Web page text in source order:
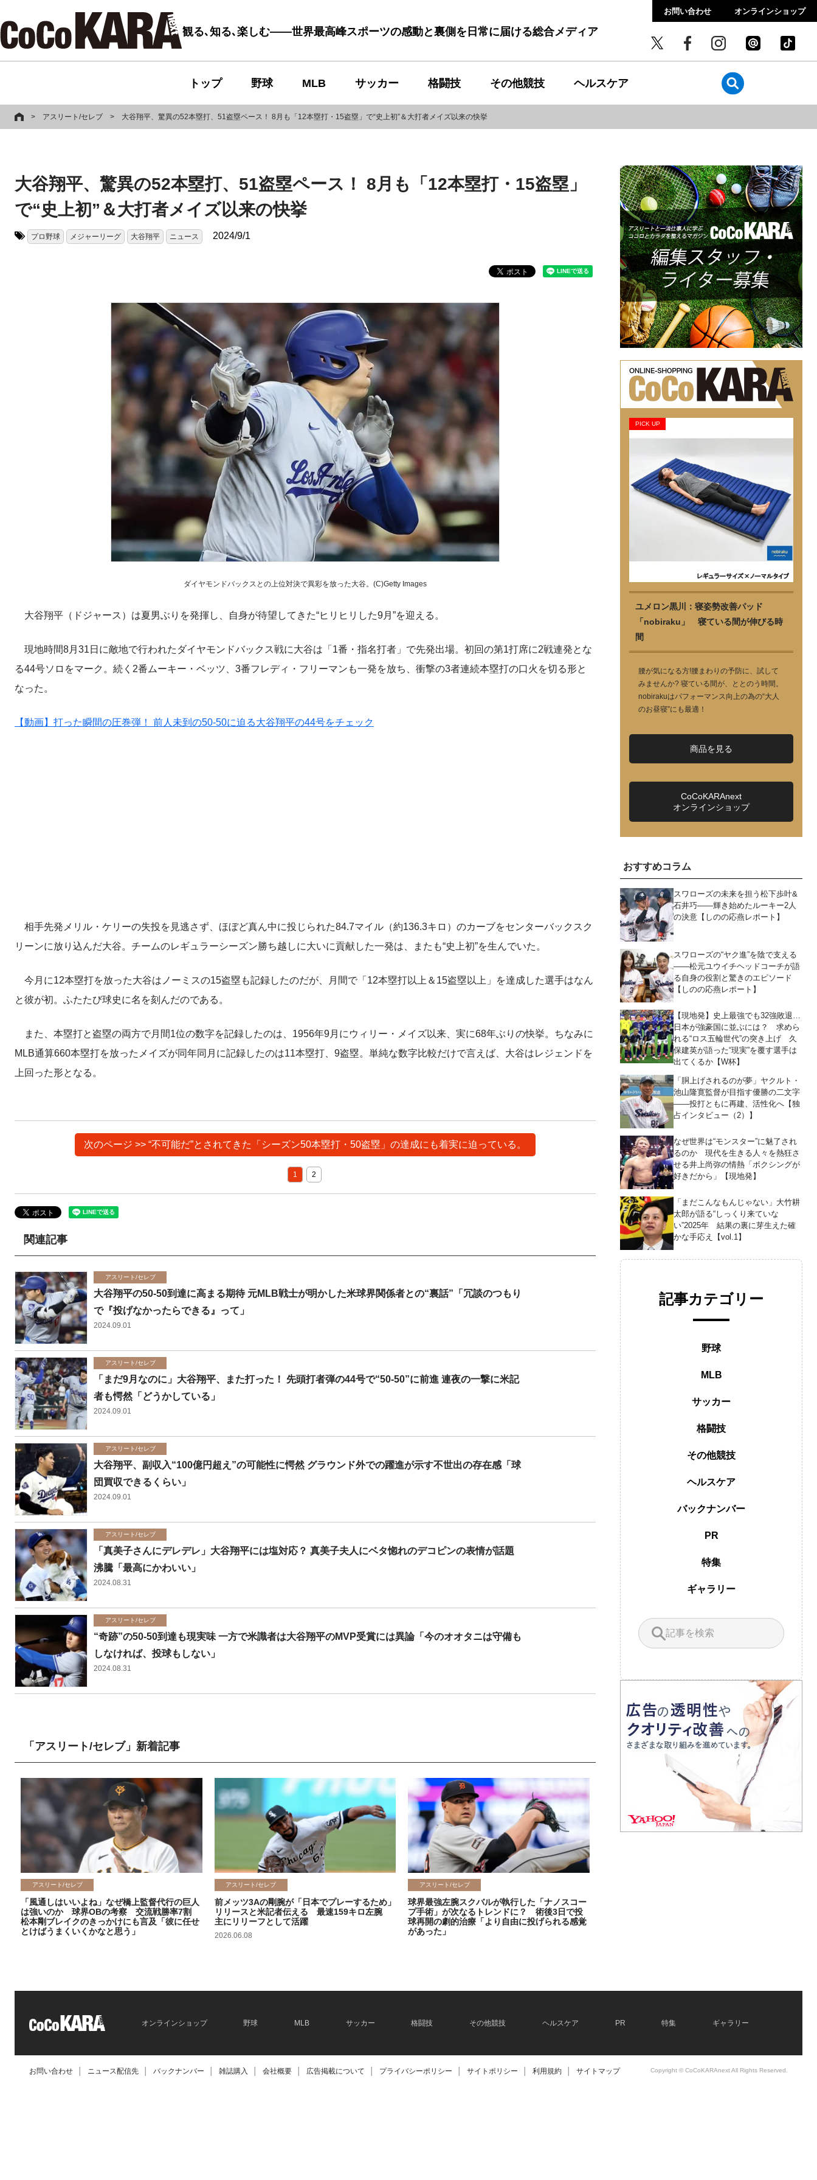
観る､知る､楽しむ――世界最高峰スポーツの感動と裏側を日常に届ける総合メディア
お問い合わせ オンラインショップ
トップ 野球 MLB サッカー 格闘技 その他競技 ヘルスケア
> アスリート/セレブ > 大谷翔平、驚異の52本塁打、51盗塁ペース！ 8月も「12本塁打・15盗塁」で“史上初”＆大打者メイズ以来の快挙
大谷翔平、驚異の52本塁打、51盗塁ペース！ 8月も「12本塁打・15盗塁」
で“史上初”＆大打者メイズ以来の快挙
プロ野球 メジャーリーグ 大谷翔平 ニュース 2024/9/1
ダイヤモンドバックスとの上位対決で異彩を放った大谷。(C)Getty Images
大谷翔平（ドジャース）は夏男ぶりを発揮し、自身が待望してきた“ヒリヒリした9月”を迎える。
現地時間8月31日に敵地で行われたダイヤモンドバックス戦に大谷は「1番・指名打者」で先発出場。初回の第1打席に2戦連発とな
る44号ソロをマーク。続く2番ムーキー・ベッツ、3番フレディ・フリーマンも一発を放ち、衝撃の3者連続本塁打の口火を切る形と
なった。
【動画】打った瞬間の圧巻弾！ 前人未到の50-50に迫る大谷翔平の44号をチェック
相手先発メリル・ケリーの失投を見逃さず、ほぼど真ん中に投じられた84.7マイル（約136.3キロ）のカーブをセンターバックスク
リーンに放り込んだ大谷。チームのレギュラーシーズン勝ち越しに大いに貢献した一発は、またも“史上初”を生んでいた。
今月に12本塁打を放った大谷はノーミスの15盗塁も記録したのだが、月間で「12本塁打以上＆15盗塁以上」を達成した選手はなん
と彼が初。ふたたび球史に名を刻んだのである。
また、本塁打と盗塁の両方で月間1位の数字を記録したのは、1956年9月にウィリー・メイズ以来、実に68年ぶりの快挙。ちなみに
MLB通算660本塁打を放ったメイズが同年同月に記録したのは11本塁打、9盗塁。単純な数字比較だけで言えば、大谷はレジェンドを
上回った形となる。
次のページ >> “不可能だ”とされてきた「シーズン50本塁打・50盗塁」の達成にも着実に迫っている。
1 2
関連記事
アスリート/セレブ
大谷翔平の50-50到達に高まる期待 元MLB戦士が明かした米球界関係者との“裏話”「冗談のつもり
で『投げなかったらできる』って」
2024.09.01
アスリート/セレブ
「まだ9月なのに」大谷翔平、また打った！ 先頭打者弾の44号で“50-50”に前進 連夜の一撃に米記
者も愕然「どうかしている」
2024.09.01
アスリート/セレブ
大谷翔平、副収入“100億円超え”の可能性に愕然 グラウンド外での躍進が示す不世出の存在感「球
団買収できるくらい」
2024.09.01
アスリート/セレブ
「真美子さんにデレデレ」大谷翔平には塩対応？ 真美子夫人にベタ惚れのデコピンの表情が話題
沸騰「最高にかわいい」
2024.08.31
アスリート/セレブ
“奇跡”の50-50到達も現実味 一方で米識者は大谷翔平のMVP受賞には異論「今のオオタニは守備も
しなければ、投球もしない」
2024.08.31
「アスリート/セレブ」新着記事
アスリート/セレブ
「風通しはいいよね」なぜ橋上監督代行の巨人
は強いのか 球界OBの考察 交流戦勝率7割
松本剛ブレイクのきっかけにも言及「彼に任せ
とけばうまくいくかなと思う」
アスリート/セレブ
前メッツ3Aの剛腕が「日本でプレーするため」
リリースと米記者伝える 最速159キロ左腕
主にリリーフとして活躍
2026.06.08
アスリート/セレブ
球界最強左腕スクバルが執行した「ナノスコー
プ手術」が次なるトレンドに？ 術後3日で投
球再開の劇的治療「より自由に投げられる感覚
があった」
PICK UP
ユメロン黒川：寝姿勢改善パッド
「nobiraku」 寝ている間が伸びる時
間
腰が気になる方!腰まわりの予防に、試して
みませんか? 寝ている間が、ととのう時間。
nobirakuはパフォーマンス向上の為の“大人
のお昼寝”にも最適！
商品を見る
CoCoKARAnext
オンラインショップ
おすすめコラム
スワローズの未来を担う松下歩叶&
石井巧――輝き始めたルーキー2人
の決意【しのの応燕レポート】
スワローズの“ヤク進”を陰で支える
――松元ユウイチヘッドコーチが語
る自身の役割と驚きのエピソード
【しのの応燕レポート】
【現地発】史上最強でも32強敗退…
日本が強豪国に並ぶには？ 求めら
れる“ロス五輪世代”の突き上げ 久
保建英が語った“現実”を覆す選手は
出てくるか【W杯】
「胴上げされるのが夢」ヤクルト・
池山隆寛監督が目指す優勝の二文字
――投打ともに再建、活性化へ【独
占インタビュー（2）】
なぜ世界は“モンスター”に魅了され
るのか 現代を生きる人々を熱狂さ
せる井上尚弥の情熱「ボクシングが
好きだから」【現地発】
「まだこんなもんじゃない」大竹耕
太郎が語る“しっくり来ていな
い”2025年 結果の裏に芽生えた確
かな手応え【vol.1】
記事カテゴリー
野球
MLB
サッカー
格闘技
その他競技
ヘルスケア
バックナンバー
PR
特集
ギャラリー
オンラインショップ 野球 MLB サッカー 格闘技 その他競技 ヘルスケア PR 特集 ギャラリー
お問い合わせ ニュース配信先 バックナンバー 雑誌購入 会社概要 広告掲載について プライバシーポリシー サイトポリシー 利用規約 サイトマップ Copyright © CoCoKARAnext All Rights Reserved.